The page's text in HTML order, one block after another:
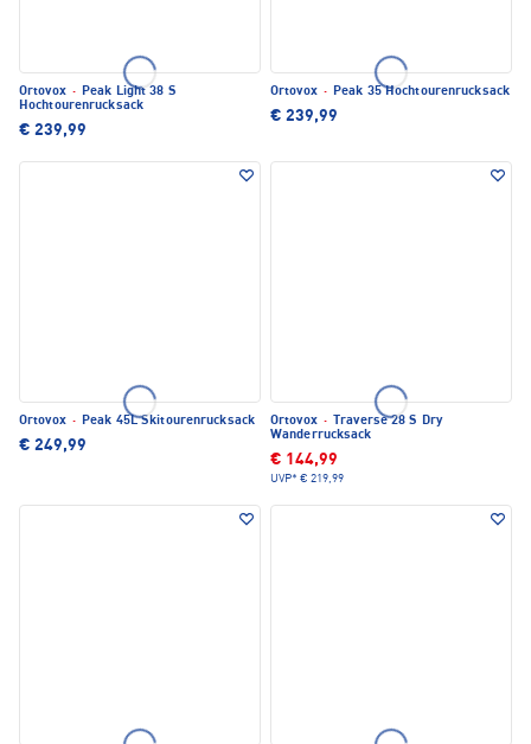
Ortovox · Peak Light 38 S
Hochtourenrucksack
€ 239,99
Ortovox · Peak 35 Hochtourenrucksack
€ 239,99
Ortovox · Peak 45L Skitourenrucksack
€ 249,99
Ortovox ·
Traverse 28 S Dry
Wanderrucksack
€ 144,99
UVP* € 219,99